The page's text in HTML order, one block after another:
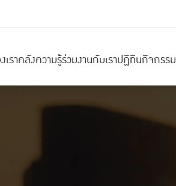
เราคลังความรู้ร่วมงานกับเราปฏิทินกิจกรรม